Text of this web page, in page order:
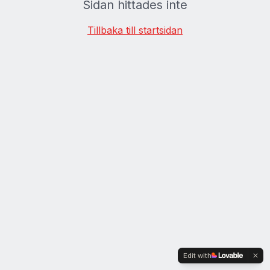
Sidan hittades inte
Tillbaka till startsidan
Edit with